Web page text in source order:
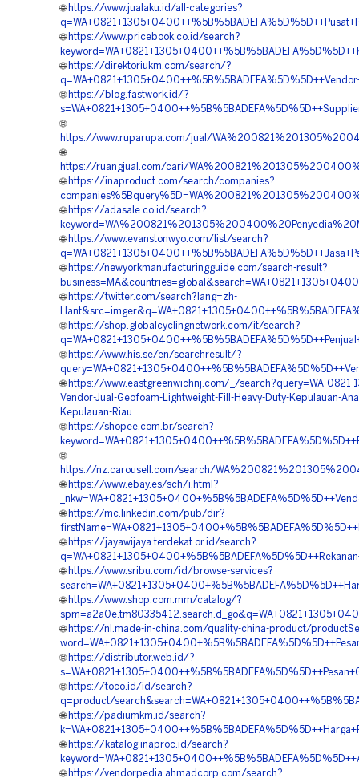
🌐 https://www.jualaku.id/all-categories?
🌐 https://www.pricebook.co.id/search?
🌐 https://direktoriukm.com/search/?
🌐 https://blog.fastwork.id/?
🌐
https://www.ruparupa.com/jual/
🌐
https://ruangjual.com/cari/
🌐 https://inaproduct.com/search/companies?
🌐 https://adasale.co.id/search?
🌐 https://www.evanstonwyo.com/list/search?
🌐 https://newyorkmanufacturingguide.com/search-result?
🌐 https://twitter.com/search?lang=zh-
🌐 https://shop.globalcyclingnetwork.com/it/search?
🌐 https://www.his.se/en/searchresult/?
🌐 https://www.eastgreenwichnj.com/_/search?query=WA-
Vendor-Jual-Geofoam-Lightweight-Fill-Heavy-Duty-Kepulauan-
Kepulauan-Riau
🌐 https://shopee.com.br/search?
🌐
https://nz.carousell.com/search/
🌐 https://www.ebay.es/sch/i.html?
🌐 https://mc.linkedin.com/pub/dir?
🌐 https://jayawijaya.terdekat.or.id/search?
🌐 https://www.sribu.com/id/browse-services?
🌐 https://www.shop.com.mm/catalog/?
🌐 https://nl.made-in-china.com/quality-china-product/
🌐 https://distributor.web.id/?
🌐 https://toco.id/id/search?
q=product/
🌐 https://padiumkm.id/search?
🌐 https://katalog.inaproc.id/search?
🌐 https://vendorpedia.ahmadcorp.com/search?